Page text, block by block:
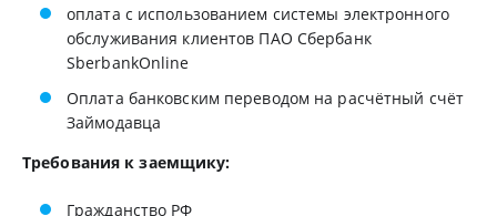
оплата с использованием системы электронного
обслуживания клиентов ПАО Сбербанк
SberbankOnline
Оплата банковским переводом на расчётный счёт
Займодавца
Требования к заемщику:
Гражданство РФ